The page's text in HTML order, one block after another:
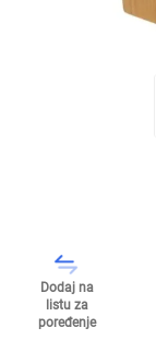
Dodaj na
listu za
poređenje